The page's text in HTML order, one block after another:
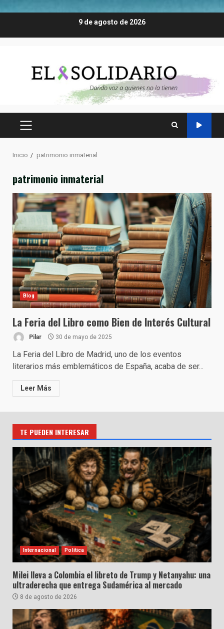
9 de agosto de 2026
MENÚ
Inicio patrimonio inmaterial
patrimonio inmaterial
Blog
La Feria del Libro como Bien de Interés Cultural
Pilar 30 de mayo de 2025
La Feria del Libro de Madrid, uno de los eventos
literarios más emblemáticos de España, acaba de ser...
Leer Más
TE PUEDEN INTERESAR
Internacional Política
Milei lleva a Colombia el libreto de Trump y Netanyahu: una
ultraderecha que entrega Sudamérica al mercado
8 de agosto de 2026